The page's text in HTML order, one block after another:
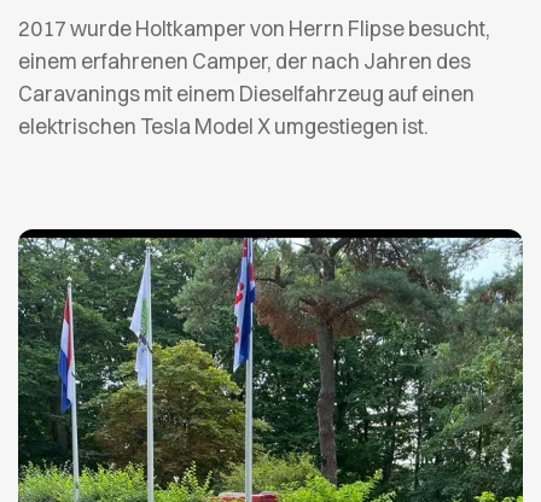
2017 wurde Holtkamper von Herrn Flipse besucht,
einem erfahrenen Camper, der nach Jahren des
Caravanings mit einem Dieselfahrzeug auf einen
elektrischen Tesla Model X umgestiegen ist.